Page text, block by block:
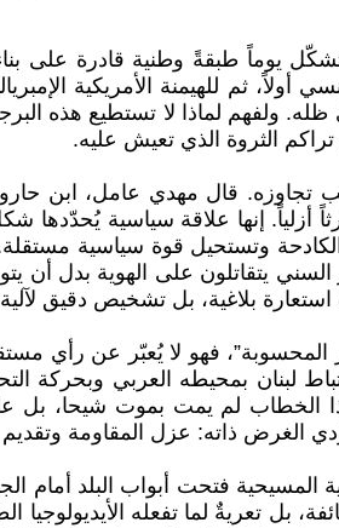
تتشكّل يوماً طبقةً وطنية قادرة
ثم للهيمنة الأمريكية
ولفهم لماذا لا تستطيع هذه
تراكم الثروة الذي تعيش عليه.
قال مهدي عامل، ابن حاروف
ولا جوهراً ولا إرثاً أزلياً. إنها علاقة
وتستحيل قوة سياسية
يتقاتلون على الهوية بدل أن
بلاغية، بل تشخيص دقيق
فهو لا يُعبّر عن رأي مستقل،
لبنان بمحيطه العربي وبحركة
الخطاب لم يمت بموت شيحا، بل
الغرض ذاته: عزل المقاومة
اللبنانية المسيحية فتحت أبواب البلد
تعريةٌ لما تفعله الأيديولوجيا